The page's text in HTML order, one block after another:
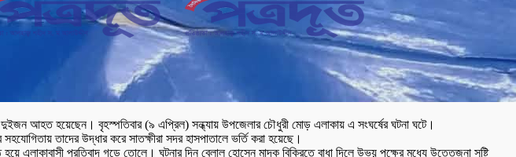
আহত হয়েছেন। বৃহস্পতিবার (৯ এপ্রিল) সন্ধ্যায় উপজেলার চৌধুরী মোড় এলাকায় এ সংঘর্ষের ঘটনা ঘটে।
তাদের উদ্ধার করে সাতক্ষীরা সদর হাসপাতালে ভর্তি করা হয়েছে।
এলাকাবাসী প্রতিবাদ গড়ে তোলে। ঘটনার দিন বেলাল হোসেন মাদক বিক্রিতে বাধা দিলে উভয় পক্ষের মধ্যে উত্তেজনা সৃষ্টি